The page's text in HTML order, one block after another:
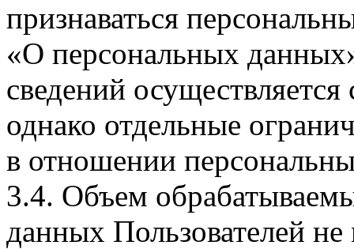
признаваться
«О персональных
сведений
однако отдельные
в отношении
3.4. Объем
данных Пользователей